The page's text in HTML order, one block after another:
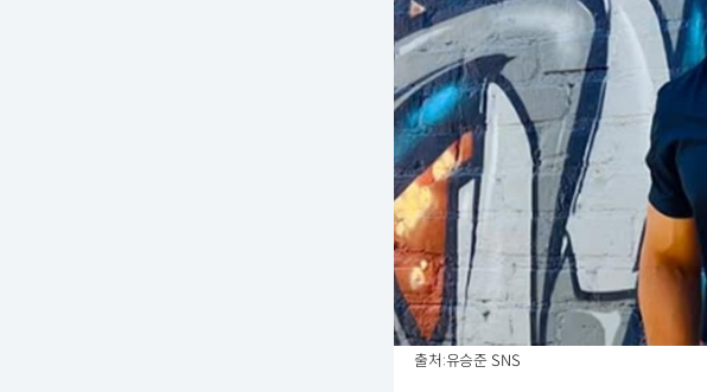
출처:유승준 SNS